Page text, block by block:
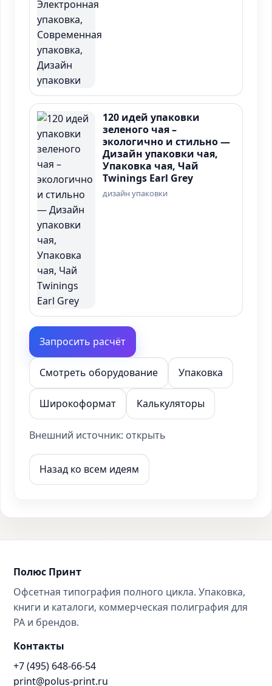
120 идей упаковки
зеленого чая –
экологично и стильно —
Дизайн упаковки чая,
Упаковка чая, Чай
Twinings Earl Grey
дизайн упаковки
Запросить расчёт
Смотреть оборудование Упаковка
Широкоформат Калькуляторы
Внешний источник: открыть
Назад ко всем идеям
Полюс Принт
Офсетная типография полного цикла. Упаковка,
книги и каталоги, коммерческая полиграфия для
РА и брендов.
Контакты
+7 (495) 648-66-54
print@polus-print.ru